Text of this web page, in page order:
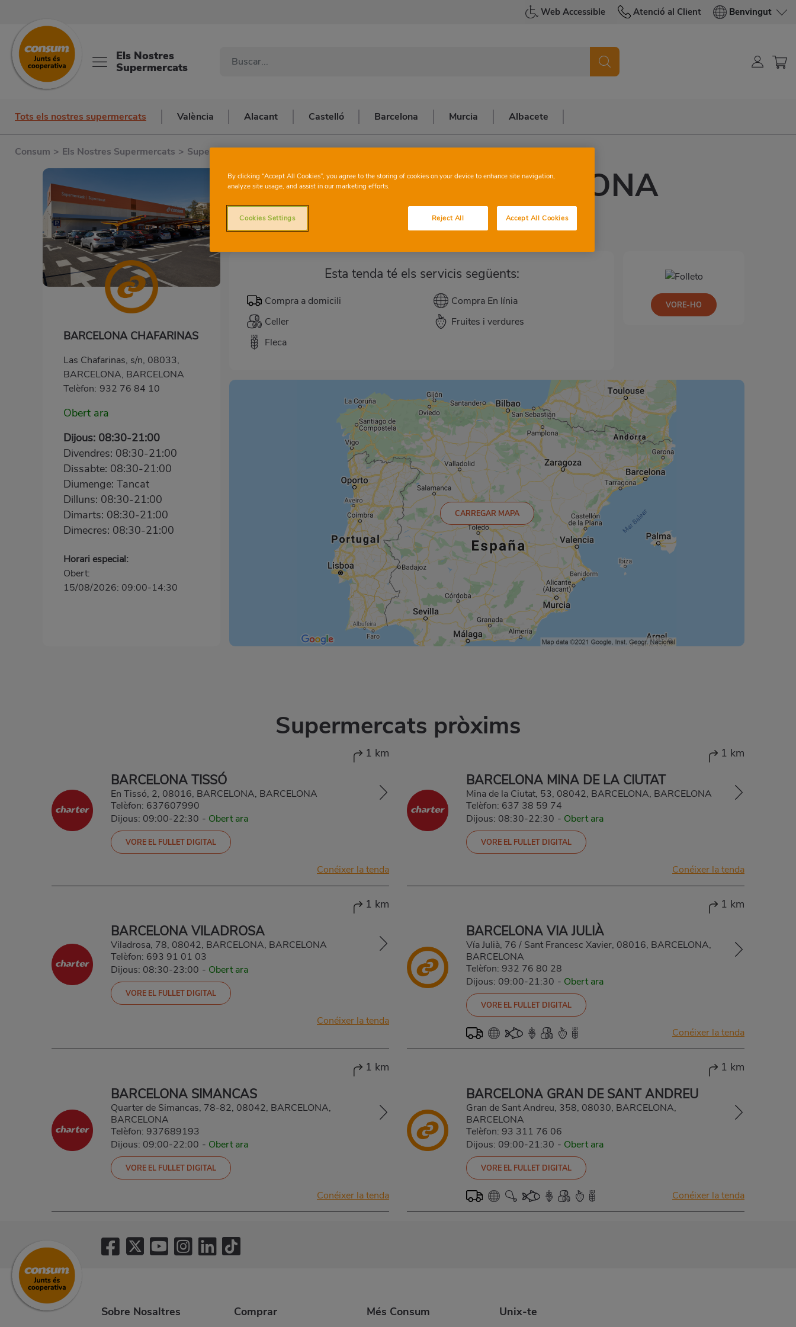
Web Accessible Atenció al Client Benvingut
Els Nostres
Supermercats
Tots els nostres supermercats València Alacant Castelló Barcelona Murcia Albacete
Consum > Els Nostres Supermercats > Supermercats a Barcelona > BARCELONA CHAFARINAS
BARCELONA CHAFARINAS
Las Chafarinas, s/n, 08033,
BARCELONA, BARCELONA
Telèfon: 932 76 84 10
Obert ara
Dijous: 08:30-21:00
Divendres: 08:30-21:00
Dissabte: 08:30-21:00
Diumenge: Tancat
Dilluns: 08:30-21:00
Dimarts: 08:30-21:00
Dimecres: 08:30-21:00
Horari especial:
Obert:
15/08/2026: 09:00-14:30
CONSUMBARCELONA
CHAFARINAS
Esta tenda té els servicis següents:
Compra a domicili
Compra En línia
Celler
Fruites i verdures
Fleca
VORE-HO
CARREGAR MAPA
Supermercats pròxims
1 km
BARCELONA TISSÓ
En Tissó, 2, 08016, BARCELONA, BARCELONA
Telèfon: 637607990
Dijous: 09:00-22:30 - Obert ara
VORE EL FULLET DIGITAL
Conéixer la tenda
1 km
BARCELONA MINA DE LA CIUTAT
Mina de la Ciutat, 53, 08042, BARCELONA, BARCELONA
Telèfon: 637 38 59 74
Dijous: 08:30-22:30 - Obert ara
VORE EL FULLET DIGITAL
Conéixer la tenda
1 km
BARCELONA VILADROSA
Viladrosa, 78, 08042, BARCELONA, BARCELONA
Telèfon: 693 91 01 03
Dijous: 08:30-23:00 - Obert ara
VORE EL FULLET DIGITAL
Conéixer la tenda
1 km
BARCELONA VIA JULIÀ
Vía Julià, 76 / Sant Francesc Xavier, 08016, BARCELONA,
BARCELONA
Telèfon: 932 76 80 28
Dijous: 09:00-21:30 - Obert ara
VORE EL FULLET DIGITAL
Conéixer la tenda
1 km
BARCELONA SIMANCAS
Quarter de Simancas, 78-82, 08042, BARCELONA,
BARCELONA
Telèfon: 937689193
Dijous: 09:00-22:00 - Obert ara
VORE EL FULLET DIGITAL
Conéixer la tenda
1 km
BARCELONA GRAN DE SANT ANDREU
Gran de Sant Andreu, 358, 08030, BARCELONA,
BARCELONA
Telèfon: 93 311 76 06
Dijous: 09:00-21:30 - Obert ara
VORE EL FULLET DIGITAL
Conéixer la tenda
Sobre Nosaltres Comprar Més Consum Unix-te
By clicking “Accept All Cookies”, you agree to the storing of cookies on your device to enhance site navigation,
analyze site usage, and assist in our marketing efforts.
Reject All Accept All Cookies
Cookies Settings